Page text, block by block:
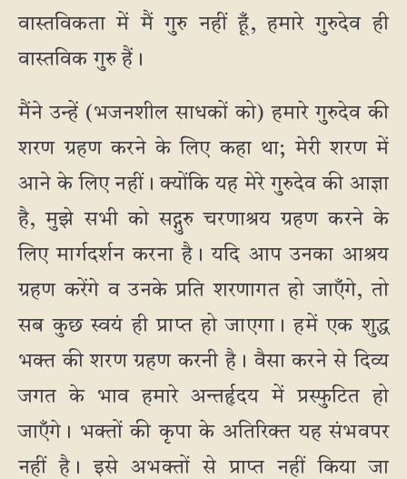
वास्तविकता में मैं गुरु नहीं हूँ, हमारे गुरुदेव ही
वास्तविक गुरु हैं।
मैंने उन्हें (भजनशील साधकों को) हमारे गुरुदेव की
शरण ग्रहण करने के लिए कहा था; मेरी शरण में
आने के लिए नहीं। क्योंकि यह मेरे गुरुदेव की आज्ञा
है, मुझे सभी को सद्गुरु चरणाश्रय ग्रहण करने के
लिए मार्गदर्शन करना है। यदि आप उनका आश्रय
ग्रहण करेंगे व उनके प्रति शरणागत हो जाएँगे, तो
सब कुछ स्वयं ही प्राप्त हो जाएगा। हमें एक शुद्ध
भक्त की शरण ग्रहण करनी है। वैसा करने से दिव्य
जगत के भाव हमारे अन्तर्हृदय में प्रस्फुटित हो
जाएँगे। भक्तों की कृपा के अतिरिक्त यह संभवपर
नहीं है। इसे अभक्तों से प्राप्त नहीं किया जा